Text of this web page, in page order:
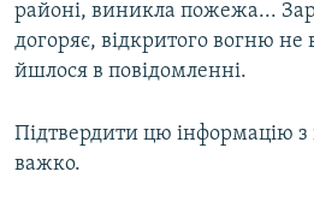
районі, виникла пожежа...
догоряє, відкритого вогню не
йшлося в повідомленні.
Підтвердити цю інформацію
важко.